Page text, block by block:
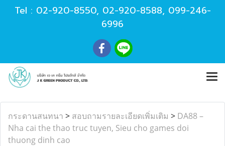
Tel : 02-920-8550, 02-920-8588, 099-246-
6996
กระดานสนทนา > สอบถามรายละเอียดเพิ่มเติม > DA88 –
Nha cai the thao truc tuyen, Sieu cho games doi
thuong dinh cao